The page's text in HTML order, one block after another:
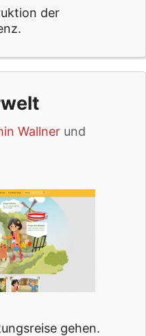
der
Wallner und
gehen.